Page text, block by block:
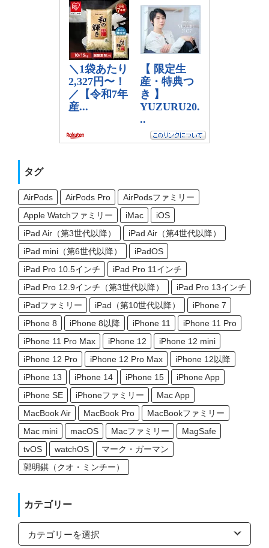
タグ
AirPods AirPods Pro
AirPodsファミリー
Apple Watchファミリー
iMac
iOS
iPad Air（第3世代以降）
iPad Air（第4世代以降）
iPad mini（第6世代以降）
iPadOS
iPad Pro 10.5インチ
iPad Pro 11インチ
iPad Pro 12.9インチ（第3世代以降）
iPad Pro 13インチ
iPadファミリー
iPad（第10世代以降）
iPhone 7
iPhone 8
iPhone 8以降 iPhone 11
iPhone 11 Pro
iPhone 11 Pro Max
iPhone 12
iPhone 12 mini
iPhone 12 Pro
iPhone 12 Pro Max
iPhone 12以降
iPhone 13
iPhone 14 iPhone 15
iPhone App
iPhone SE
iPhoneファミリー
Mac App
MacBook Air
MacBook Pro
MacBookファミリー
Mac mini
macOS Macファミリー
MagSafe
tvOS
watchOS
マーク・ガーマン
郭明錤（クオ・ミンチー）
カテゴリー
カ
ゴ